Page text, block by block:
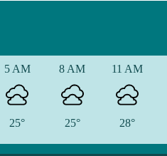
5 AM
25°
8 AM
25°
11 AM
28°